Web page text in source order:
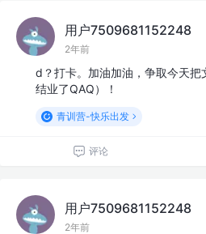
用户7509681152248
2年前
d？打卡。加油加油，争取今天把
结业了QAQ）！
青训营-快乐出发
评论
用户7509681152248
2年前